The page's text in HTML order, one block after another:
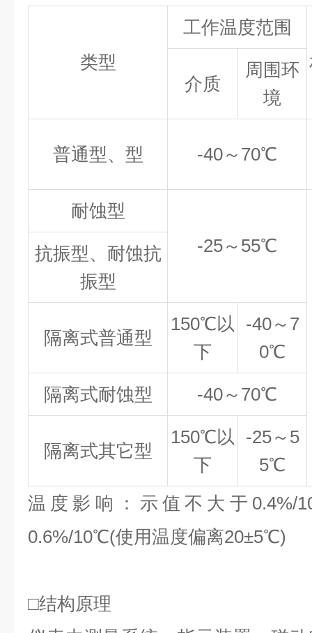
类型
工作温度范围
介质
周围环
境
普通型、型 -40～70℃
耐蚀型
-25～55℃
抗振型、耐蚀抗
振型
隔离式普通型
150℃以
下
-40～7
0℃
隔离式耐蚀型 -40～70℃
隔离式其它型
150℃以
下
-25～5
5℃
温度影响：示值不大于
0.6%/10℃(使用温度偏离20±5℃)
□结构原理